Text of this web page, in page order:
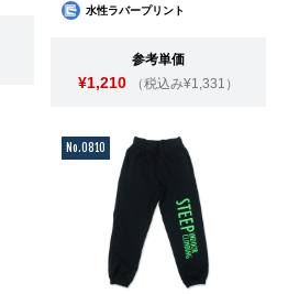
水性ラバープリント
参考単価
¥1,210 （税込み¥1,331）
No.0810